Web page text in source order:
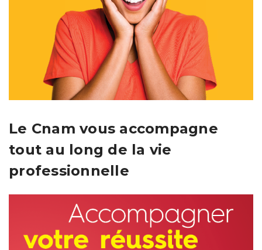
Le Cnam vous accompagne
tout au long de la vie
professionnelle